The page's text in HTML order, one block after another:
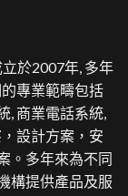
於2007年, 多年
專業範疇包括
, 商業電話系統,
設計方案，安
。多年來為不同
構提供產品及服